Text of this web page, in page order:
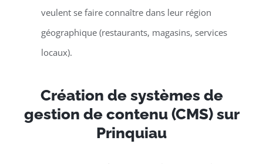
veulent se faire connaître dans leur région
géographique (restaurants, magasins, services
locaux).
Création de systèmes de
gestion de contenu (CMS) sur
Prinquiau